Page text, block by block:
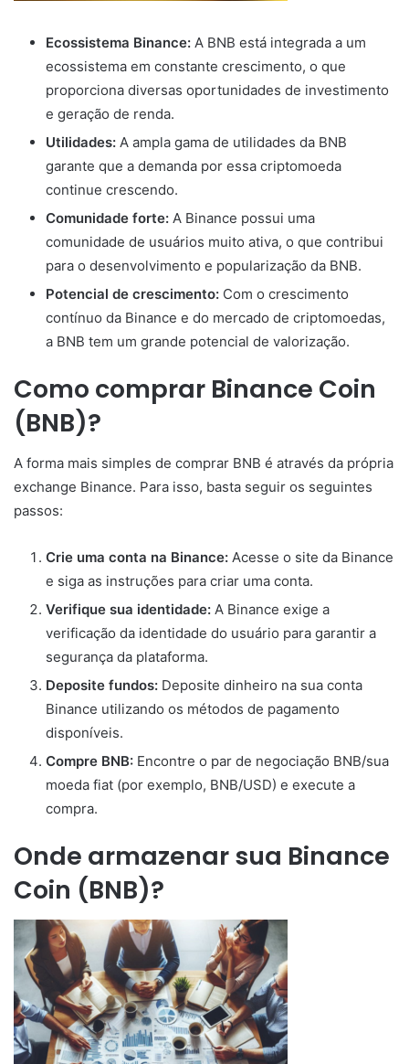
Ecossistema Binance: A BNB está integrada a um
ecossistema em constante crescimento, o que
proporciona diversas oportunidades de investimento
e geração de renda.
Utilidades: A ampla gama de utilidades da BNB
garante que a demanda por essa criptomoeda
continue crescendo.
Comunidade forte: A Binance possui uma
comunidade de usuários muito ativa, o que contribui
para o desenvolvimento e popularização da BNB.
Potencial de crescimento: Com o crescimento
contínuo da Binance e do mercado de criptomoedas,
a BNB tem um grande potencial de valorização.
Como comprar Binance Coin
(BNB)?
A forma mais simples de comprar BNB é através da própria
exchange Binance. Para isso, basta seguir os seguintes
passos:
Crie uma conta na Binance: Acesse o site da Binance
e siga as instruções para criar uma conta.
Verifique sua identidade: A Binance exige a
verificação da identidade do usuário para garantir a
segurança da plataforma.
Deposite fundos: Deposite dinheiro na sua conta
Binance utilizando os métodos de pagamento
disponíveis.
Compre BNB: Encontre o par de negociação BNB/sua
moeda fiat (por exemplo, BNB/USD) e execute a
compra.
Onde armazenar sua Binance
Coin (BNB)?